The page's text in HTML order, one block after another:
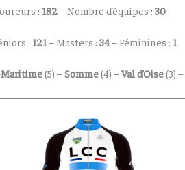
: 182– Nombre d’équipes : 30
: 121– Masters : 34– Féminines : 1
(5) –Somme(4) –Val d’Oise(3) –